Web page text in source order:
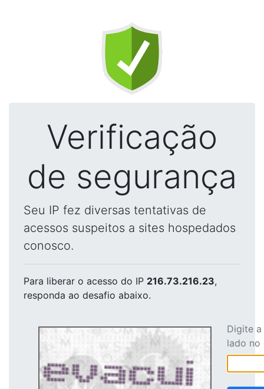
Verificação
de segurança
Seu IP fez diversas tentativas de
acessos suspeitos a sites hospedados
conosco.
Para liberar o acesso do IP 216.73.216.23,
responda ao desafio abaixo.
Digite
lado no